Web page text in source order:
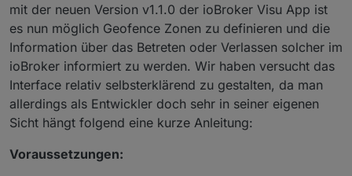
mit der neuen Version v1.1.0 der ioBroker Visu App ist
es nun möglich Geofence Zonen zu definieren und die
Information über das Betreten oder Verlassen solcher im
ioBroker informiert zu werden. Wir haben versucht das
Interface relativ selbsterklärend zu gestalten, da man
allerdings als Entwickler doch sehr in seiner eigenen
Sicht hängt folgend eine kurze Anleitung:
Voraussetzungen: